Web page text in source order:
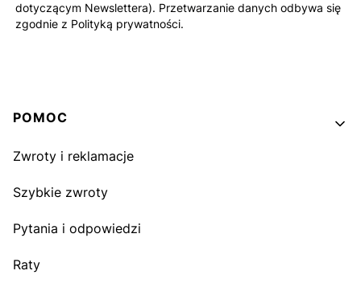
dotyczącym Newslettera). Przetwarzanie danych odbywa się
zgodnie z Polityką prywatności.
Linki w stopce
POMOC
Zwroty i reklamacje
Szybkie zwroty
Pytania i odpowiedzi
Raty